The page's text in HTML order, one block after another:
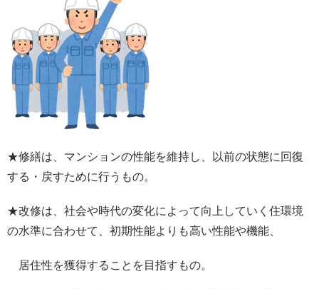
★修繕は、マンションの性能を維持し、以前の状態に回復
する・戻すために行うもの。
★改修は、社会や時代の変化によって向上していく住環境
の水準に合わせて、初期性能よりも高い性能や機能、
居住性を獲得することを目指すもの。